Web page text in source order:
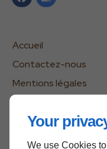
Your
We use Cookies
Accueil
Contactez-nous
Mentions légales